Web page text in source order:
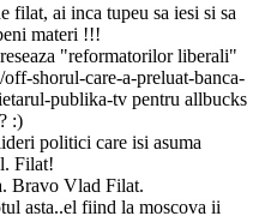
filat, ai inca tupeu sa iesi si sa
materi !!!
"reformatorilor liberali"
shorul-care-a-preluat-banca-
publika-tv pentru allbucks
:)
politici care isi asuma
Filat!
Bravo Vlad Filat.
asta..el fiind la moscova ii